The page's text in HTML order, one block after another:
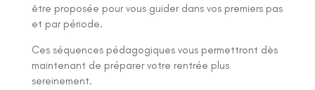
être proposée pour vous guider dans vos premiers pas
et par période.
Ces séquences pédagogiques vous permettront dès
maintenant de préparer votre rentrée plus
sereinement.